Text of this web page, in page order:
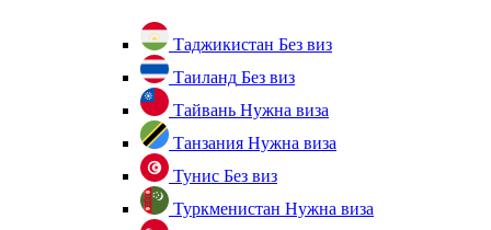
Таджикистан Без виз
Таиланд Без виз
Тайвань Нужна виза
Танзания Нужна виза
Тунис Без виз
Туркменистан Нужна виза